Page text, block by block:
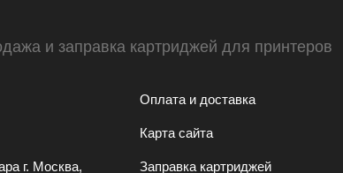
и заправка картриджей для принтеров
г. Москва,
Оплата и доставка
Карта сайта
Заправка картриджей